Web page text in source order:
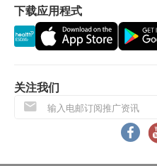
铁/Iron: 1.52毫克/mg
锰/Manganese: 0.47毫克/
锌/Zinc: 0.09毫克/mg
怀孕和哺乳期妇女、孩
用；请勿与降血糖、减重
产品并不作治疗用途，
用前，请先查询医生意见
讯号悬挂或黑色暴雨警
会延迟。农历初一、
送货)，敬请留意。
认。倘若供应商未能提
网购health.ESDlife有
于送货前透过电话或
倘若由于不可抗力
下载应用程式
关注我们